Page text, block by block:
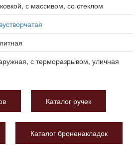
с массивом, со стеклом
с терморазрывом, уличная
Каталог ручек
Каталог броненакладок